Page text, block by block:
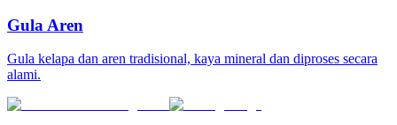
Gula Aren
Gula kelapa dan aren tradisional, kaya mineral dan diproses secara
alami.